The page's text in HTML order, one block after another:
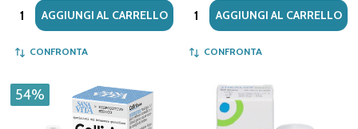
Quantità:AGGIUNGI AL CARRELLO
CONFRONTA
Quantità:AGGIUNGI AL CARRELLO
CONFRONTA
54%